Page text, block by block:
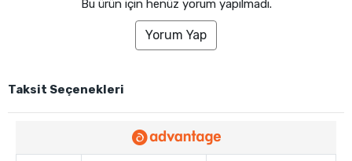
Bu ürün için henüz yorum yapılmadı.
Yorum Yap
Taksit Seçenekleri